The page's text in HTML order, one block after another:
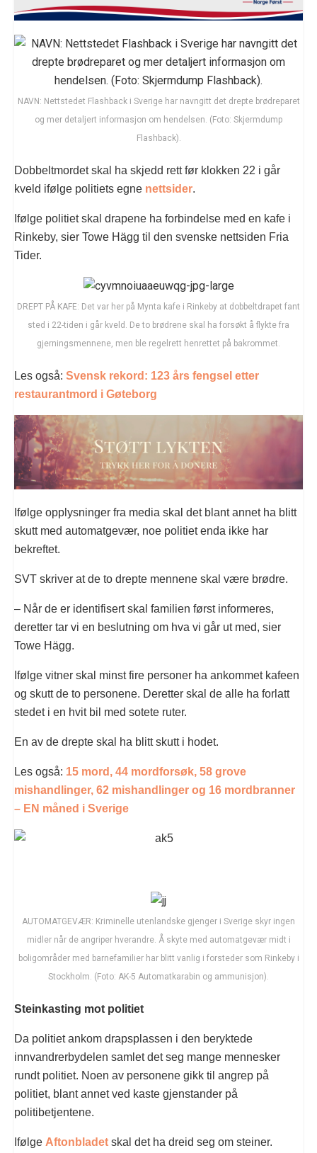
NAVN: Nettstedet Flashback i Sverige har navngitt det drepte brødreparet
og mer detaljert informasjon om hendelsen. (Foto: Skjermdump
Flashback).
Dobbeltmordet skal ha skjedd rett før klokken 22 i går
kveld ifølge politiets egne nettsider.
Ifølge politiet skal drapene ha forbindelse med en kafe i
Rinkeby, sier Towe Hägg til den svenske nettsiden Fria
Tider.
DREPT PÅ KAFE: Det var her på Mynta kafe i Rinkeby at dobbeltdrapet fant
sted i 22-tiden i går kveld. De to brødrene skal ha forsøkt å flykte fra
gjerningsmennene, men ble regelrett henrettet på bakrommet.
Les også: Svensk rekord: 123 års fengsel etter
restaurantmord i Gøteborg
Ifølge opplysninger fra media skal det blant annet ha blitt
skutt med automatgevær, noe politiet enda ikke har
bekreftet.
SVT skriver at de to drepte mennene skal være brødre.
– Når de er identifisert skal familien først informeres,
deretter tar vi en beslutning om hva vi går ut med, sier
Towe Hägg.
Ifølge vitner skal minst fire personer ha ankommet kafeen
og skutt de to personene. Deretter skal de alle ha forlatt
stedet i en hvit bil med sotete ruter.
En av de drepte skal ha blitt skutt i hodet.
Les også: 15 mord, 44 mordforsøk, 58 grove
mishandlinger, 62 mishandlinger og 16 mordbranner
– EN måned i Sverige
AUTOMATGEVÆR: Kriminelle utenlandske gjenger i Sverige skyr ingen
midler når de angriper hverandre. Å skyte med automatgevær midt i
boligområder med barnefamilier har blitt vanlig i forsteder som Rinkeby i
Stockholm. (Foto: AK-5 Automatkarabin og ammunisjon).
Steinkasting mot politiet
Da politiet ankom drapsplassen i den beryktede
innvandrerbydelen samlet det seg mange mennesker
rundt politiet. Noen av personene gikk til angrep på
politiet, blant annet ved kaste gjenstander på
politibetjentene.
Ifølge Aftonbladet skal det ha dreid seg om steiner.